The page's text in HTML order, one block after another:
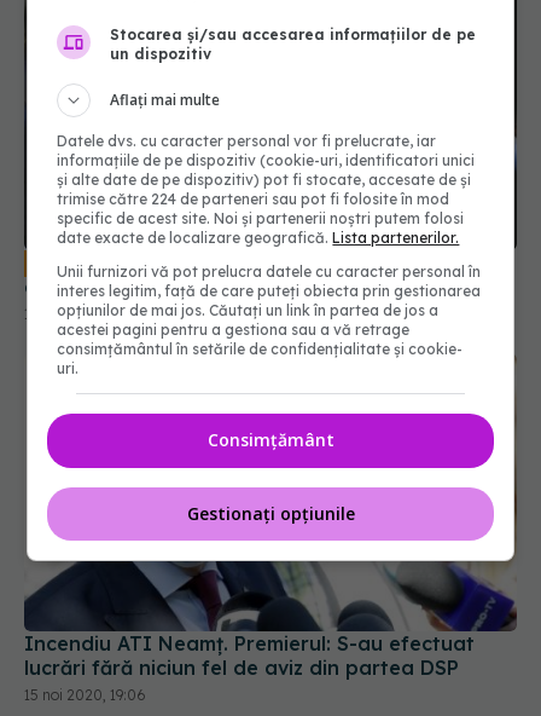
BREAKING NEWS Premierul Orban: medicul-erou a
ajuns în Belgia; este sub tratament
15 noi 2020, 16:39
Incendiu ATI Neamț. Premierul: S-au efectuat
lucrări fără niciun fel de aviz din partea DSP
15 noi 2020, 19:06
Stocarea și/sau accesarea informațiilor de pe
un dispozitiv
Aflați mai multe
Datele dvs. cu caracter personal vor fi prelucrate, iar
informațiile de pe dispozitiv (cookie-uri, identificatori unici
și alte date de pe dispozitiv) pot fi stocate, accesate de și
trimise către 224 de parteneri sau pot fi folosite în mod
specific de acest site. Noi și partenerii noștri putem folosi
date exacte de localizare geografică.Lista partenerilor.
Unii furnizori vă pot prelucra datele cu caracter personal în
interes legitim, față de care puteți obiecta prin gestionarea
opțiunilor de mai jos. Căutați un link în partea de jos a
acestei pagini pentru a gestiona sau a vă retrage
consimțământul în setările de confidențialitate și cookie-
uri.
Consimțământ
Gestionați opțiunile